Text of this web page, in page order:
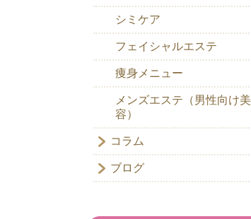
シミケア
フェイシャルエステ
痩身メニュー
メンズエステ（男性向け美
容）
コラム
ブログ